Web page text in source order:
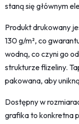
staną się głównym
Produkt drukowany
130 g/m², co
wodną, co czyni go
strukturze flizeliny.
pakowana, aby
Dostępny w
grafika to konkretna